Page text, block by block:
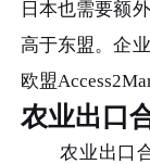
日本也需要额
高于东盟。企
欧盟
农业出口
农业出口合